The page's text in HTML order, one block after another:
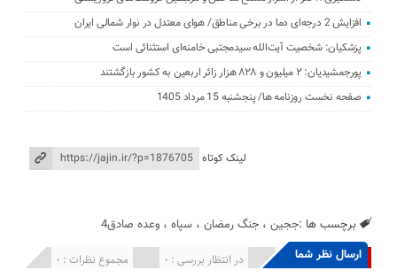
افزایش 2 درجه‌ای دما در برخی مناطق/ هوای معتدل در نوار شمالی ایران
پزشکیان: شخصیت آیت‌الله سیدمجتبی خامنه‌ای استثنائی است
پورجمشیدیان: ۲ میلیون و ۸۲۸ هزار زائر اربعین به کشور بازگشتند
صفحه نخست روزنامه ها/ پنجشنبه 15 مرداد 1405
لینک کوتاه
برچسب ها :ججین ،جنگ رمضان ،سپاه ،وعده صادق4
ارسال نظر شما مجموع نظرات : 0 در انتظار بررسی : 0 انتشار یافته : 0